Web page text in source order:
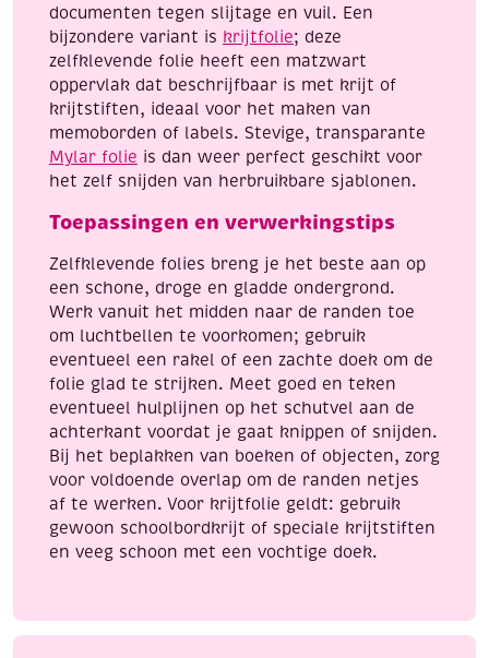
documenten tegen slijtage en vuil. Een
bijzondere variant is krijtfolie; deze
zelfklevende folie heeft een matzwart
oppervlak dat beschrijfbaar is met krijt of
krijtstiften, ideaal voor het maken van
memoborden of labels. Stevige, transparante
Mylar folie is dan weer perfect geschikt voor
het zelf snijden van herbruikbare sjablonen.
Toepassingen en verwerkingstips
Zelfklevende folies breng je het beste aan op
een schone, droge en gladde ondergrond.
Werk vanuit het midden naar de randen toe
om luchtbellen te voorkomen; gebruik
eventueel een rakel of een zachte doek om de
folie glad te strijken. Meet goed en teken
eventueel hulplijnen op het schutvel aan de
achterkant voordat je gaat knippen of snijden.
Bij het beplakken van boeken of objecten, zorg
voor voldoende overlap om de randen netjes
af te werken. Voor krijtfolie geldt: gebruik
gewoon schoolbordkrijt of speciale krijtstiften
en veeg schoon met een vochtige doek.